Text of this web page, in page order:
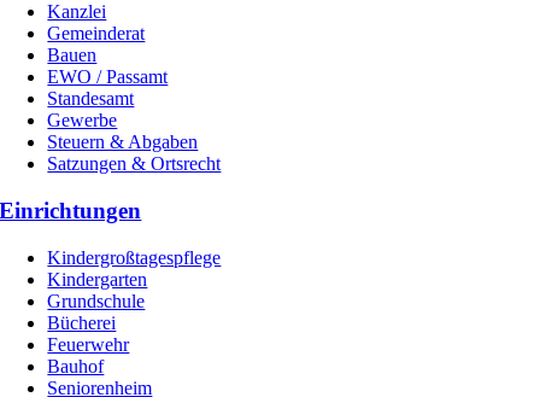
Kanzlei
Gemeinderat
Bauen
EWO / Passamt
Standesamt
Gewerbe
Steuern & Abgaben
Satzungen & Ortsrecht
Einrichtungen
Kindergroßtagespflege
Kindergarten
Grundschule
Bücherei
Feuerwehr
Bauhof
Seniorenheim